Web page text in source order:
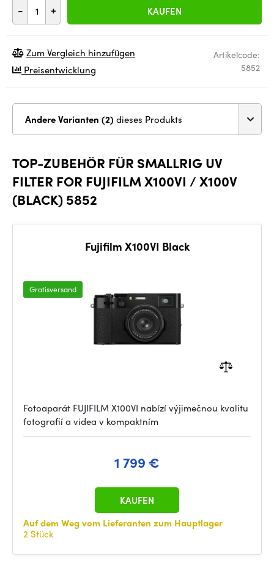
- + KAUFEN
Artikelcode:
5852
Zum Vergleich hinzufügen
Preisentwicklung
Andere Varianten (2) dieses Produkts
TOP-ZUBEHÖR FÜR SMALLRIG UV
FILTER FOR FUJIFILM X100VI / X100V
(BLACK) 5852
Fujifilm X100VI Black
Gratisversand
Fotoaparát FUJIFILM X100VI nabízí výjimečnou kvalitu
fotografií a videa v kompaktním
1 799 €
Auf dem Weg vom Lieferanten zum Hauptlager
2 Stück
KAUFEN